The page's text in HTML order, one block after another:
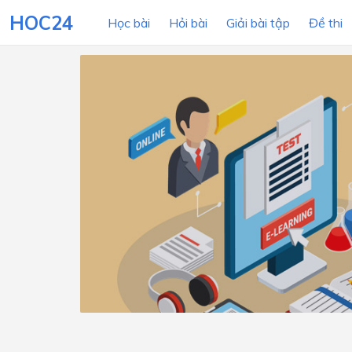
HOC24 Học bài Hỏi bài Giải bài tập Đề thi
LỚP HỌC
Lớp 12
Lớp 8
Lớp 7